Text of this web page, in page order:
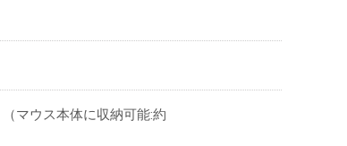
マウス本体に収納可能:約